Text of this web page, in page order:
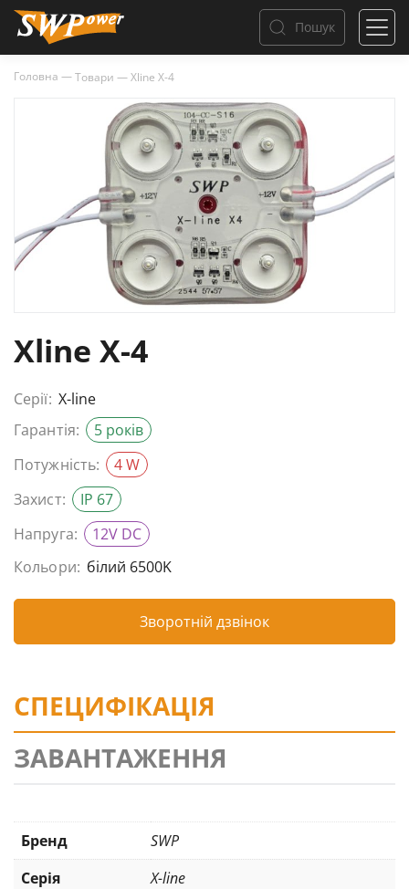
Пошук
Головна —Товари —Xline X-4
Xline X-4
Серії: X-line
Гарантія:
5 років
Потужність:
4 W
Захист:
IP 67
Напруга:
12V DC
Кольори: білий 6500K
Зворотній дзвінок
СПЕЦИФІКАЦІЯ
ЗАВАНТАЖЕННЯ
Бренд
SWP
Серія
X-line